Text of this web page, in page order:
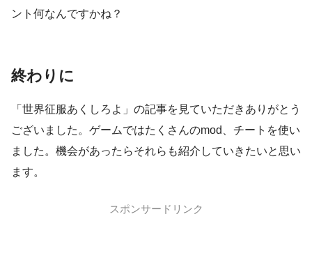
ント何なんですかね？
終わりに
「世界征服あくしろよ」の記事を見ていただきありがとう
ございました。ゲームではたくさんのmod、チートを使い
ました。機会があったらそれらも紹介していきたいと思い
ます。
スポンサードリンク